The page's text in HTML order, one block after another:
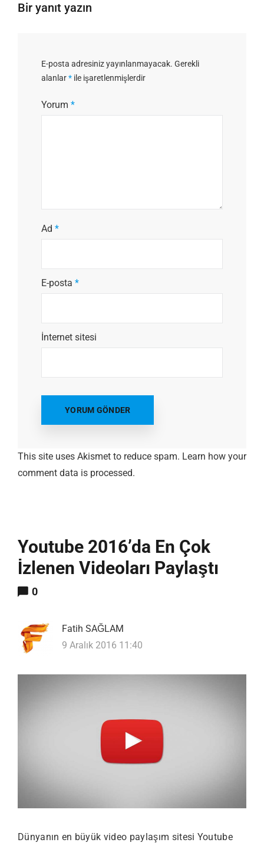
Bir yanıt yazın
E-posta adresiniz yayınlanmayacak. Gerekli
alanlar* ile işaretlenmişlerdir
Yorum *
Ad *
E-posta *
İnternet sitesi
This site uses Akismet to reduce spam. Learn how your
comment data is processed.
Youtube 2016’da En Çok
İzlenen Videoları Paylaştı
0
Fatih SAĞLAM
9 Aralık 2016 11:40
Dünyanın en büyük video paylaşım sitesi Youtube